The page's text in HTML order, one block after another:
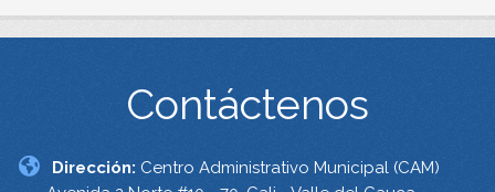
Contáctenos
Dirección: Centro Administrativo Municipal (CAM)